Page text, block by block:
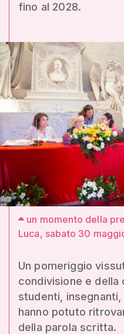
fino al 2028.
un momento della
Luca, sabato 30
Un pomeriggio
condivisione e della
studenti,
hanno potuto
della parola scritta.